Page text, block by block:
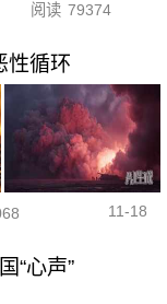
阅读 79374
性循环
11-18
“心声”